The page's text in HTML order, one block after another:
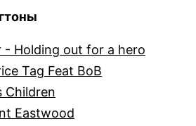
- Holding out for a hero
Tag Feat BoB
Children
Eastwood